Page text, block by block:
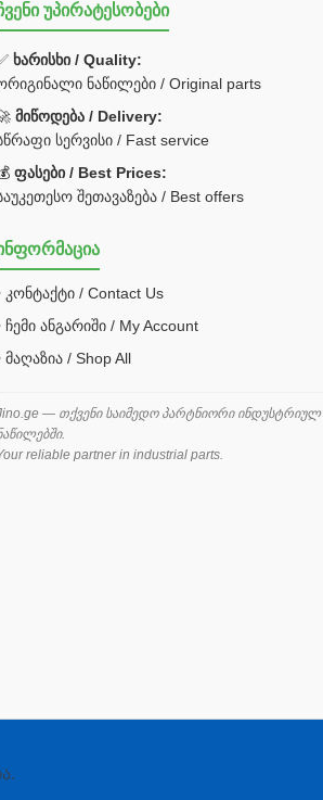
ჩვენი უპირატესობები
ხარისხი / Quality:
ნაწილები / Original parts
მიწოდება / Delivery:
სერვისი / Fast service
ფასები / Best Prices:
შეთავაზება / Best offers
კონტაქტი / Contact Us
ჩემი ანგარიში / My Account
მაღაზია / Shop All
— თქვენი საიმედო პარტნიორი ინდუსტრიულ
reliable partner in industrial parts.